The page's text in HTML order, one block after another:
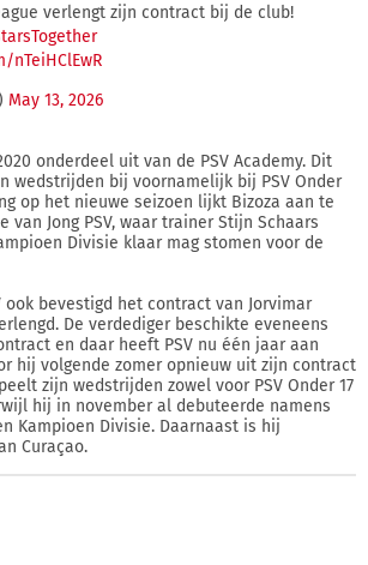
verlengt zijn contract bij de club!
nTeiHClEwR
May 13, 2026
onderdeel uit van de PSV Academy. Dit
wedstrijden bij voornamelijk bij PSV Onder
op het nieuwe seizoen lijkt Bizoza aan te
Jong PSV, waar trainer Stijn Schaars
Divisie klaar mag stomen voor de
ook bevestigd het contract van Jorvimar
De verdediger beschikte eveneens
en daar heeft PSV nu één jaar aan
hij volgende zomer opnieuw uit zijn contract
zijn wedstrijden zowel voor PSV Onder 17
hij in november al debuteerde namens
Kampioen Divisie. Daarnaast is hij
Curaçao.